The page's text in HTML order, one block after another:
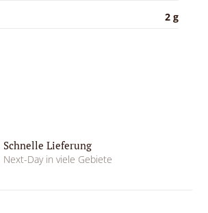
2 g
Schnelle Lieferung
Next-Day in viele Gebiete